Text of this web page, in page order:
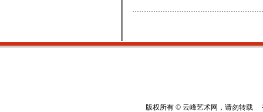
版权所有 © 云峰艺术网，请勿转载